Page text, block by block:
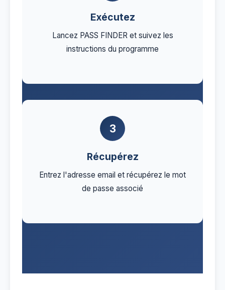
Exécutez
Lancez PASS FINDER et suivez les
instructions du programme
3
Récupérez
Entrez l'adresse email et récupérez le mot
de passe associé